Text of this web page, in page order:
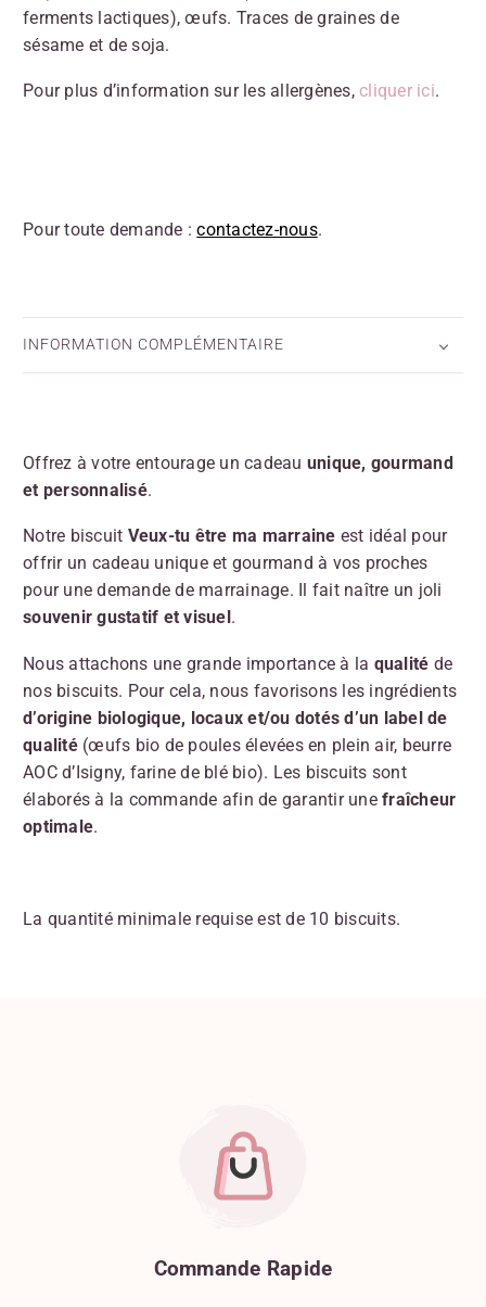
ferments lactiques), œufs. Traces de graines de
sésame et de soja.
Pour plus d’information sur les allergènes, cliquer ici.
Pour toute demande :contactez-nous.
INFORMATION COMPLÉMENTAIRE
Offrez à votre entourage un cadeau unique, gourmand
et personnalisé.
Notre biscuit Veux-tu être ma marraine est idéal pour
offrir un cadeau unique et gourmand à vos proches
pour une demande de marrainage. Il fait naître un joli
souvenir gustatif et visuel .
Nous attachons une grande importance à la qualité de
nos biscuits. Pour cela, nous favorisons les ingrédients
d’origine biologique, locaux et/ou dotés d’un label de
qualité(œufs bio de poules élevées en plein air, beurre
AOC d’Isigny, farine de blé bio). Les biscuits sont
élaborés à la commande afin de garantir une fraîcheur
optimale.
La quantité minimale requise est de 10 biscuits.
Commande Rapide